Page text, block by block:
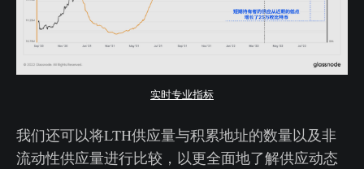
实时专业指标
我们还可以将LTH供应量与积累地址的数量以及非
流动性供应量进行比较，以更全面地了解供应动态